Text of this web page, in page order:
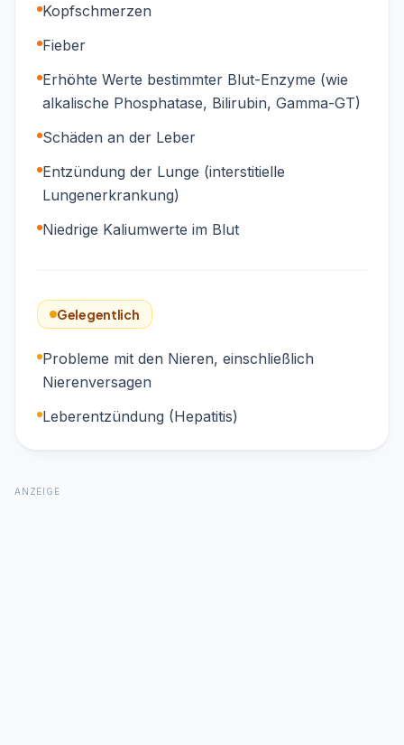
Kopfschmerzen
Fieber
Erhöhte Werte bestimmter Blut-Enzyme (wie
alkalische Phosphatase, Bilirubin, Gamma-GT)
Schäden an der Leber
Entzündung der Lunge (interstitielle
Lungenerkrankung)
Niedrige Kaliumwerte im Blut
Gelegentlich
Probleme mit den Nieren, einschließlich
Nierenversagen
Leberentzündung (Hepatitis)
ANZEIGE